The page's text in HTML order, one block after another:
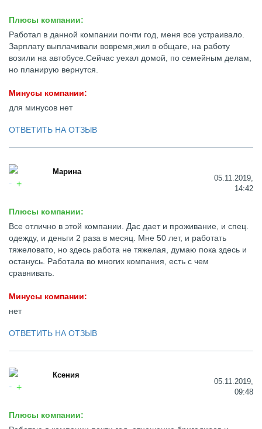
Плюсы компании:
Работал в данной компании почти год, меня все устраивало.
Зарплату выплачивали вовремя,жил в общаге, на работу
возили на автобусе.Сейчас уехал домой, по семейным делам,
но планирую вернутся.
Минусы компании:
для минусов нет
ОТВЕТИТЬ НА ОТЗЫВ
Марина
05.11.2019,
14:42
Плюсы компании:
Все отлично в этой компании. Дас дает и проживание, и спец.
одежду, и деньги 2 раза в месяц. Мне 50 лет, и работать
тяжеловато, но здесь работа не тяжелая, думаю пока здесь и
останусь. Работала во многих компания, есть с чем
сравнивать.
Минусы компании:
нет
ОТВЕТИТЬ НА ОТЗЫВ
Ксения
05.11.2019,
09:48
Плюсы компании: